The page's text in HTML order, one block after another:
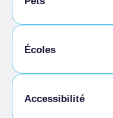
Animaux autorisés
Écoles
Étudiants admis
Accessibilité